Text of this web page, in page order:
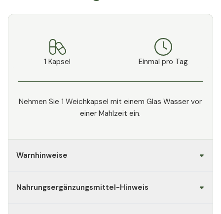
1 Kapsel Einmal pro Tag
Nehmen Sie 1 Weichkapsel mit einem Glas Wasser vor
einer Mahlzeit ein.
Warnhinweise
Nahrungsergänzungsmittel-Hinweis